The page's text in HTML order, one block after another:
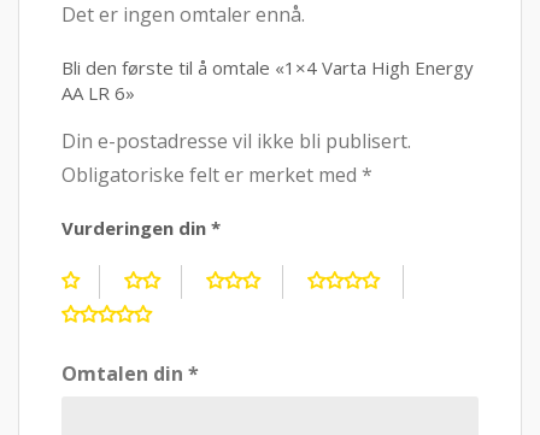
Det er ingen omtaler ennå.
Bli den første til å omtale «1×4 Varta High Energy
AA LR 6»
Din e-postadresse vil ikke bli publisert.
Obligatoriske felt er merket med *
Vurderingen din *
Omtalen din *